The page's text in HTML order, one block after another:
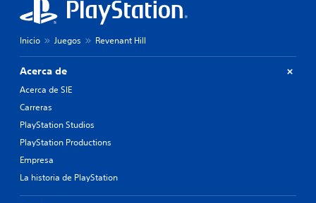
Inicio Juegos Revenant Hill
Acerca de
Acerca de SIE
Carreras
PlayStation Studios
PlayStation Productions
Empresa
La historia de PlayStation